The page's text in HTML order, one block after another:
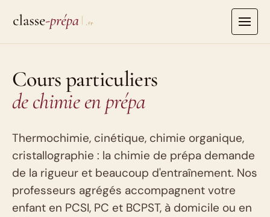
contenu
Cours particuliers
de chimie en prépa
Thermochimie, cinétique, chimie organique,
cristallographie : la chimie de prépa demande
de la rigueur et beaucoup d'entraînement. Nos
professeurs agrégés accompagnent votre
enfant en PCSI, PC et BCPST, à domicile ou en